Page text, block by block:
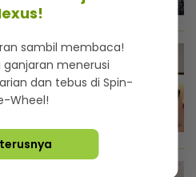
sambil membaca!
menerusi
dan tebus di Spin-
Wheel!